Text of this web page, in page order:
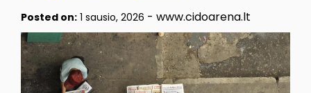
Posted on: 1 sausio, 2026 - www.cidoarena.lt